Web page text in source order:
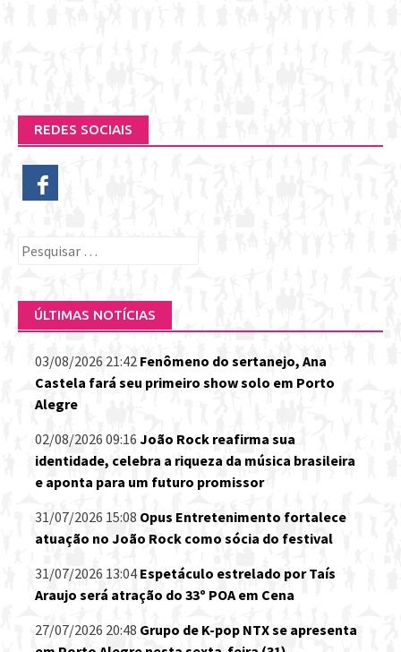
REDES SOCIAIS
Pesquisar
ÚLTIMAS NOTÍCIAS
03/08/2026 21:42 Fenômeno do sertanejo, Ana
Castela fará seu primeiro show solo em Porto
Alegre
02/08/2026 09:16 João Rock reafirma sua
identidade, celebra a riqueza da música brasileira
e aponta para um futuro promissor
31/07/2026 15:08 Opus Entretenimento fortalece
atuação no João Rock como sócia do festival
31/07/2026 13:04 Espetáculo estrelado por Taís
Araujo será atração do 33º POA em Cena
27/07/2026 20:48 Grupo de K-pop NTX se apresenta